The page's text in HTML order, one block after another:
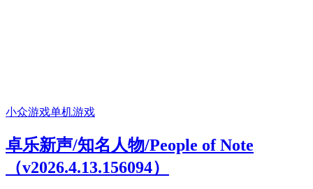
小众游戏单机游戏
卓乐新声/知名人物/People of Note
（v2026.4.13.156094）